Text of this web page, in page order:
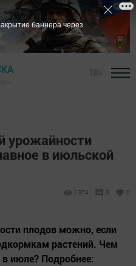
урожайности
в июльской
1374 0 0
плодов можно, если
растений. Чем
июле? Подробнее:
баннера через